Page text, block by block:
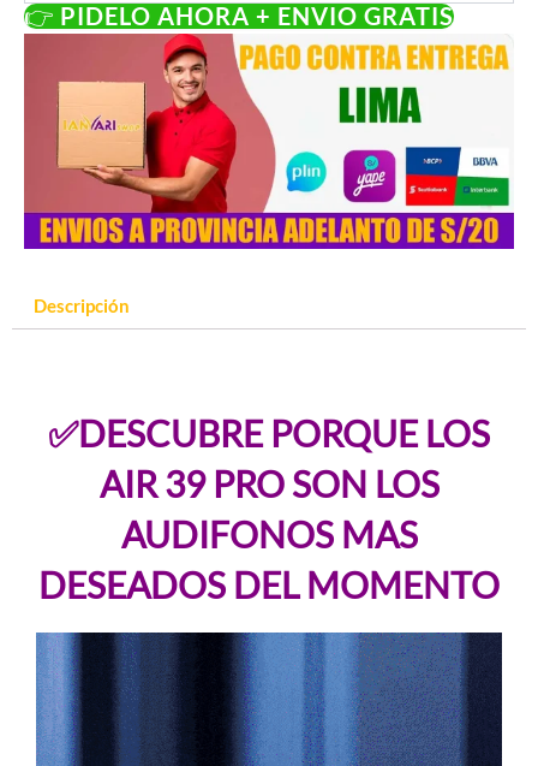
S/ 129.00.S/ 69.90.
39
Pro
👉 PIDELO AHORA + ENVIO GRATIS
Descripción
✅DESCUBRE PORQUE LOS
AIR 39 PRO SON LOS
AUDIFONOS MAS
DESEADOS DEL MOMENTO